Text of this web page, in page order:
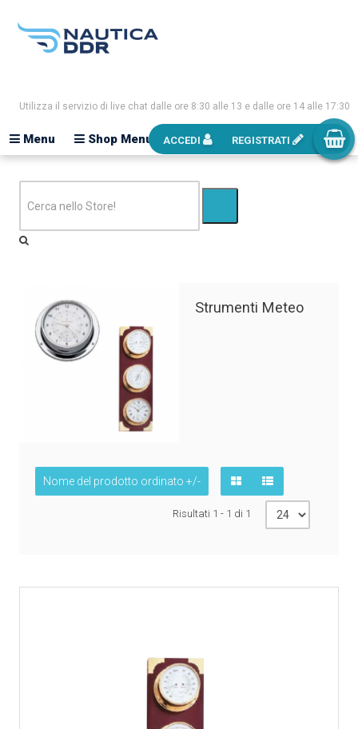
Utilizza il servizio di live chat dalle ore 8:30 alle 13 e dalle ore 14 alle 17:30
Shop Menu
Menu ACCEDI REGISTRATI
Strumenti Meteo
Nome del prodotto ordinato +/-
Risultati 1 - 1 di 1